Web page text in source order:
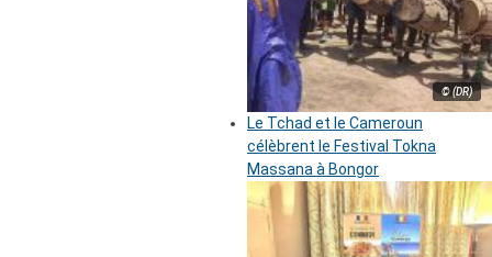
© (DR)
Le Tchad et le Cameroun
célèbrent le Festival Tokna
Massana à Bongor